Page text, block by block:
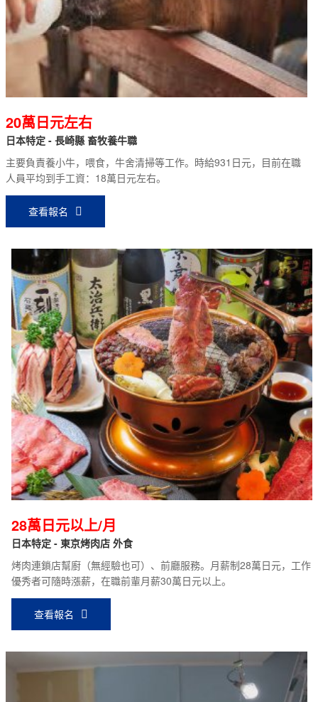
20萬日元左右
日本特定 - 長崎縣 畜牧養牛職
主要負責養小牛，喂食，牛舍清掃等工作。時給931日元，目前在職
人員平均到手工資：18萬日元左右。
查看報名
28萬日元以上/月
日本特定 - 東京烤肉店 外食
烤肉連鎖店幫廚（無經驗也可）、前廳服務。月薪制28萬日元，工作
優秀者可隨時漲薪，在職前輩月薪30萬日元以上。
查看報名